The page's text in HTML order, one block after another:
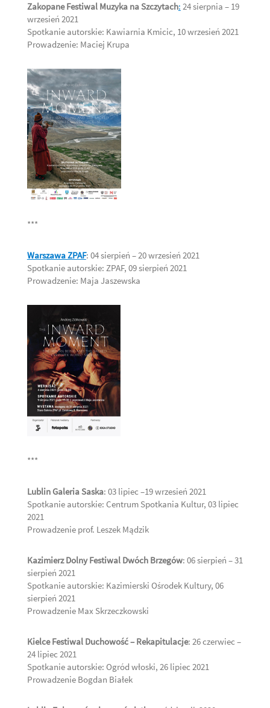
Zakopane Festiwal Muzyka na Szczytach: 24 sierpnia – 19
wrzesień 2021
Spotkanie autorskie: Kawiarnia Kmicic, 10 wrzesień 2021
Prowadzenie: Maciej Krupa
***
Warszawa ZPAF: 04 sierpień – 20 wrzesień 2021
Spotkanie autorskie: ZPAF, 09 sierpień 2021
Prowadzenie: Maja Jaszewska
***
Lublin Galeria Saska: 03 lipiec –19 wrzesień 2021
Spotkanie autorskie: Centrum Spotkania Kultur, 03 lipiec
2021
Prowadzenie prof. Leszek Mądzik
Kazimierz Dolny Festiwal Dwóch Brzegów: 06 sierpień – 31
sierpień 2021
Spotkanie autorskie: Kazimierski Ośrodek Kultury, 06
sierpień 2021
Prowadzenie Max Skrzeczkowski
Kielce Festiwal Duchowość – Rekapitulacje: 26 czerwiec –
24 lipiec 2021
Spotkanie autorskie: Ogród włoski, 26 lipiec 2021
Prowadzenie Bogdan Białek